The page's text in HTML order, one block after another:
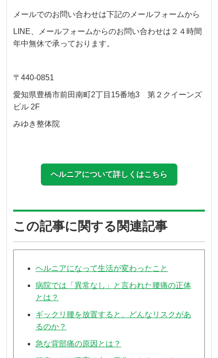
メールでのお問い合わせは下記のメールフォームから
LINE、メールフォームからのお問い合わせは２４時間
年中無休で承っております。
〒440-0851
愛知県豊橋市前田南町2丁目15番地3 第２クイーンズ
ビル 2F
みゆき整体院
ヘルニアについて詳しくはこちら
この記事に関する関連記事
ヘルニアになって生活が変わったこと
病院では「異常なし」と言われた腰痛の正体
とは？
ギックリ腰を放置すると、どんなリスクがあ
るのか？
急な背部痛の原因とは？